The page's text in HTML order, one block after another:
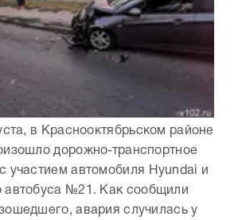
в Краснооктябрьском районе
дорожно-транспортное
участием автомобиля Hyundai и
автобуса №21. Как сообщили
авария случилась у